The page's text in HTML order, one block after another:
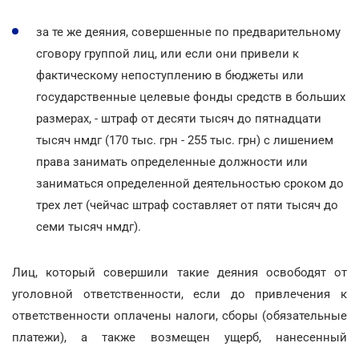
за те же деяния, совершенные по предварительному
сговору группой лиц, или если они привели к
фактическому непоступлению в бюджеты или
государственные целевые фонды средств в больших
размерах, - штраф от десяти тысяч до пятнадцати
тысяч нмдг (170 тыс. грн - 255 тыс. грн) с лишением
права занимать определенные должности или
заниматься определенной деятельностью сроком до
трех лет (чейчас штраф составляет от пяти тысяч до
семи тысяч нмдг).
Лиц, который совершили такие деяния освободят от
уголовной ответственности, если до привлечения к
ответственности оплачены налоги, сборы (обязательные
платежи), а также возмещен ущерб, нанесенный